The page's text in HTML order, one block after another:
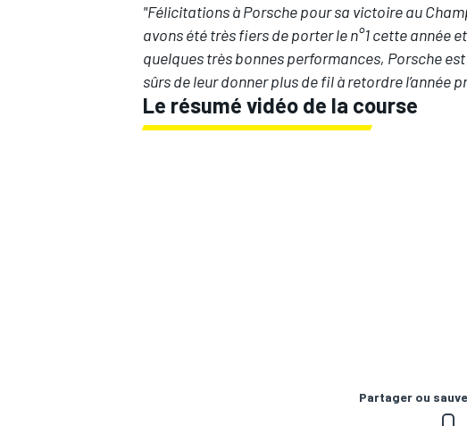
"Félicitations à Porsche pour sa victoire au
avons été très fiers de porter le n°1 cette année
quelques très bonnes performances, Porsche
sûrs de leur donner plus de fil à retordre l’année
Le résumé vidéo de la course
Partager ou